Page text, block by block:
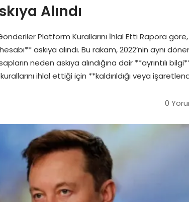
Alındı
Platform Kurallarını İhlal Etti Rapora göre,
askıya alındı. Bu rakam, 2022’nin aynı
neden askıya alındığına dair **ayrıntılı
ihlal ettiği için **kaldırıldığı veya
0